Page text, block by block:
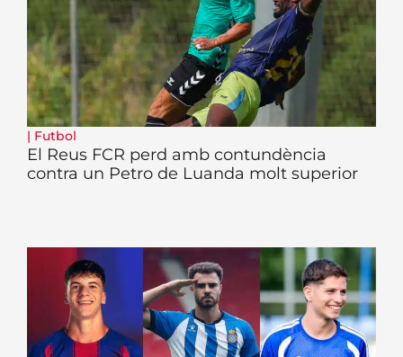
| Futbol
El Reus FCR perd amb contundència
contra un Petro de Luanda molt superior